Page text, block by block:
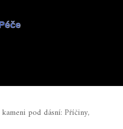
pod dásní: Příčiny,